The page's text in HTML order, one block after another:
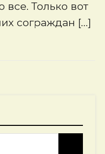
все. Только вот
сограждан […]